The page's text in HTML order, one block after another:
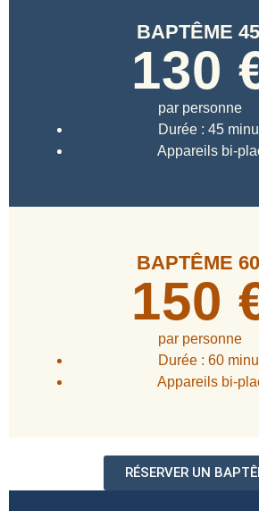
BAPTÊME
130
par personne
Durée : 45
Appareils bi-
BAPTÊME
150
par personne
Durée : 60
Appareils bi-
RÉSERVER UN